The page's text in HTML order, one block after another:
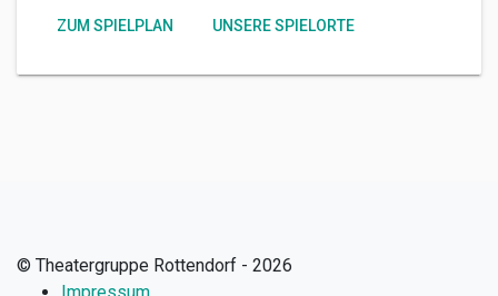
ZUM SPIELPLAN UNSERE SPIELORTE
© Theatergruppe Rottendorf - 2026